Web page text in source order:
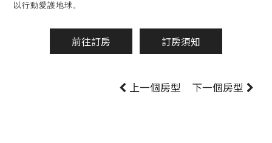
以行動愛護地球。
前往訂房 訂房須知
上一個房型 下一個房型